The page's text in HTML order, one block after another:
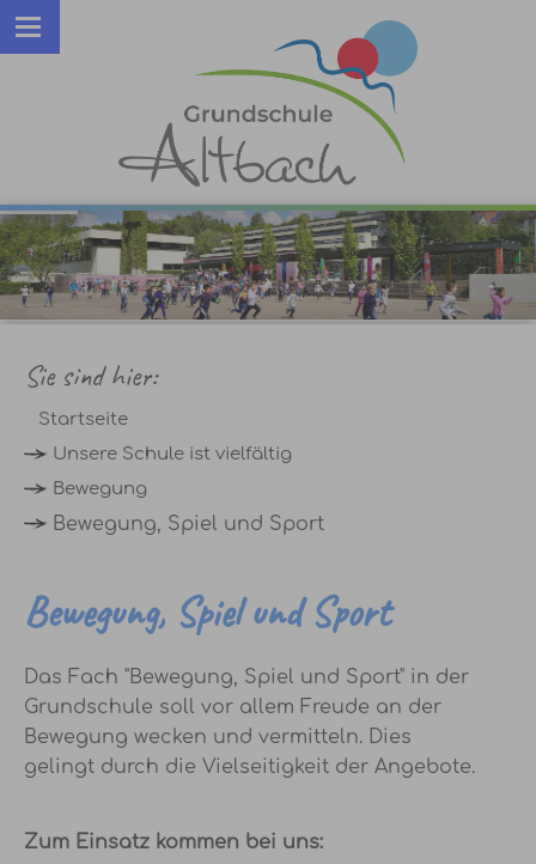
Sie sind hier:
Startseite
Unsere Schule ist vielfältig
Bewegung
Bewegung, Spiel und Sport
Bewegung, Spiel und Sport
Das Fach "Bewegung, Spiel und Sport" in der
Grundschule soll vor allem Freude an der
Bewegung wecken und vermitteln. Dies
gelingt durch die Vielseitigkeit der Angebote.
Zum Einsatz kommen bei uns: